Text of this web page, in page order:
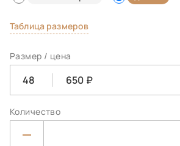
Таблица размеров
Размер / цена
48 650
Количество